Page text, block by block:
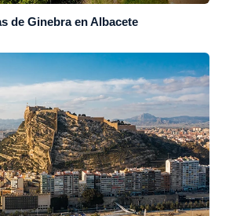
de Ginebra en Albacete